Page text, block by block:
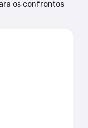
os confrontos